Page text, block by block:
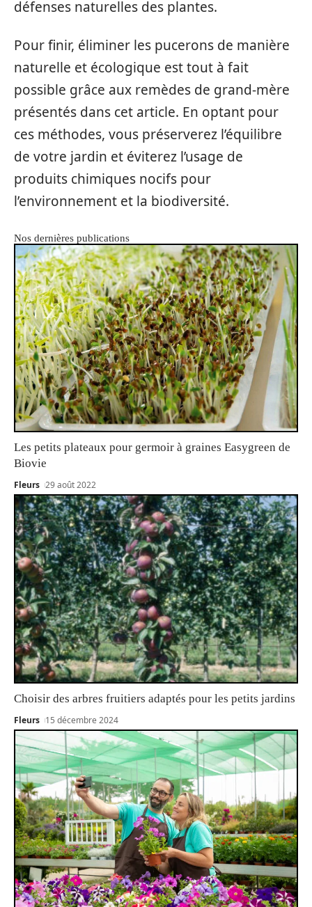
défenses naturelles des plantes.
Pour finir, éliminer les pucerons de manière
naturelle et écologique est tout à fait
possible grâce aux remèdes de grand-mère
présentés dans cet article. En optant pour
ces méthodes, vous préserverez l’équilibre
de votre jardin et éviterez l’usage de
produits chimiques nocifs pour
l’environnement et la biodiversité.
Nos dernières publications
Les petits plateaux pour germoir à graines Easygreen de
Biovie
Fleurs 29 août 2022
Choisir des arbres fruitiers adaptés pour les petits jardins
Fleurs 15 décembre 2024